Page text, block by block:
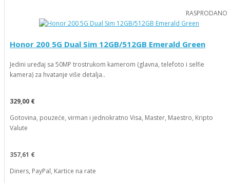
RASPRODANO
Honor 200 5G Dual Sim 12GB/512GB Emerald Green
Jedini uređaj sa 50MP trostrukom kamerom (glavna, telefoto i selfie
kamera) za hvatanje više detalja..
329,00 €
Gotovina, pouzeće, virman i jednokratno Visa, Master, Maestro, Kripto
Valute
357,61 €
Diners, PayPal, Kartice na rate